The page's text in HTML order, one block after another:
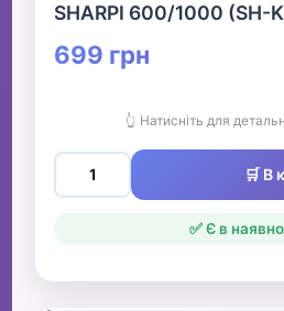
SHARPI 600/1000 (SH-
699 грн
👆 Натисніть для
🛒 В
✅ Є в